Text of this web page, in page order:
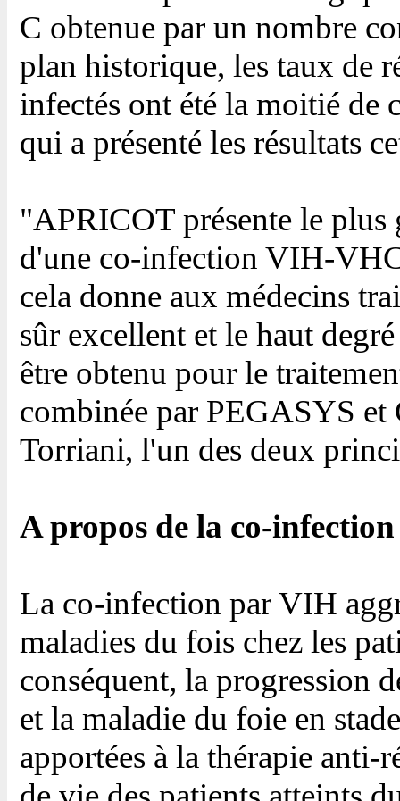
C obtenue par un nombre
plan historique, les taux de
infectés ont été la moitié de
qui a présenté les résultats
"APRICOT présente le plus
d'une co-infection VIH-
cela donne aux médecins
sûr excellent et le haut
être obtenu pour le
combinée par PEGASYS
Torriani, l'un des deux
A propos de la co-
La co-infection par VIH
maladies du fois chez les
conséquent, la progression
et la maladie du foie en
apportées à la thérapie